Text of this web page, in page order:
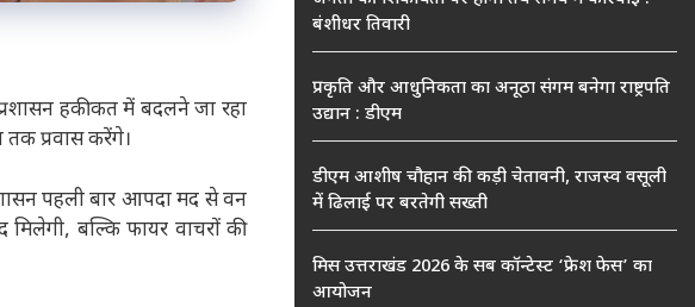
हकीकत में बदलने जा रहा
तक प्रवास करेंगे।
पहली बार आपदा मद से वन
बल्कि फायर वाचरों की
बंशीधर तिवारी
प्रकृति और आधुनिकता का अनूठा संगम बनेगा राष्ट्रपति
उद्यान : डीएम
डीएम आशीष चौहान की कड़ी चेतावनी, राजस्व वसूली
में ढिलाई पर बरतेगी सख्ती
मिस उत्तराखंड 2026 के सब कॉन्टेस्ट ‘फ्रेश फेस’ का
आयोजन